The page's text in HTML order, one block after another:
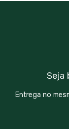
Seja
Entrega no